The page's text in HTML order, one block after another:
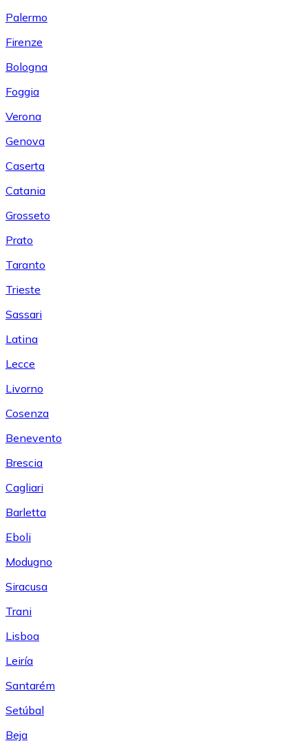
Palermo
Firenze
Bologna
Foggia
Verona
Genova
Caserta
Catania
Grosseto
Prato
Taranto
Trieste
Sassari
Latina
Lecce
Livorno
Cosenza
Benevento
Brescia
Cagliari
Barletta
Eboli
Modugno
Siracusa
Trani
Lisboa
Leiría
Santarém
Setúbal
Beja